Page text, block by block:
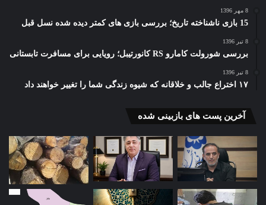
8 مهر 1396
15 بازی ناشناخته تاریخ؛ بررسی بازی های کمتر دیده شده نسل قبل
8 تیر 1396
بررسی شورولت کامارو RS کانورتیبل؛ رویایی برای مسافرت تابستانی
8 تیر 1396
۱۷ اختراع جالب و خلاقانه که شیوه زندگی شما را تغییر خواهند داد
آخرین پست های بازبینی شده